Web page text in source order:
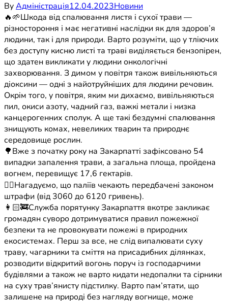
ByАдміністрація12.04.2023Новини
🔥🌱Шкода від спалювання листя і сухої трави —
різностороння і має негативні наслідки як для здоров’я
людини, так і для природи. Варто розуміти, що у тліючих
без доступу кисню листі та траві виділяється бензопірен,
що здатен викликати у людини онкологічні
захворювання. З димом у повітря також вивільняються
діоксини — одні з найотруйніших для людини речовин.
Окрім того, у повітря, яким ми дихаємо, вивільняються
пил, окиси азоту, чадний газ, важкі метали і низка
канцерогенних сполук. А ще такі бездумні спалювання
знищують комах, невеликих тварин та природнє
середовище рослин.
🌳Вже з початку року на Закарпатті зафіксовано 54
випадки запалення трави, а загальна площа, пройдена
вогнем, перевищує 17,6 гектарів.
☝🏼Нагадуємо, що паліїв чекають передбачені законом
штрафи (від 3060 до 6120 гривень).
👩🏻‍🚒Служба порятунку Закарпаття вкотре закликає
громадян суворо дотримуватися правил пожежної
безпеки та не провокувати пожежі в природних
екосистемах. Перш за все, не слід випалювати суху
траву, чагарники та сміття на присадибних ділянках,
розводити відкритий вогонь поруч із господарчими
будівлями а також не варто кидати недопалки та сірники
на суху трав’янисту підстилку. Варто пам’ятати, що
залишене на природі без нагляду вогнище, може